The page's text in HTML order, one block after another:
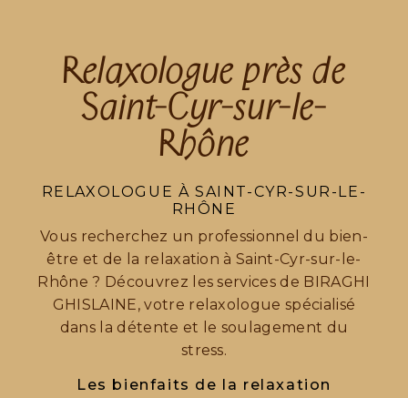
Relaxologue près de
Saint-Cyr-sur-le-
Rhône
RELAXOLOGUE À SAINT-CYR-SUR-LE-
RHÔNE
Vous recherchez un professionnel du bien-
être et de la relaxation à Saint-Cyr-sur-le-
Rhône ? Découvrez les services de BIRAGHI
GHISLAINE, votre relaxologue spécialisé
dans la détente et le soulagement du
stress.
Les bienfaits de la relaxation